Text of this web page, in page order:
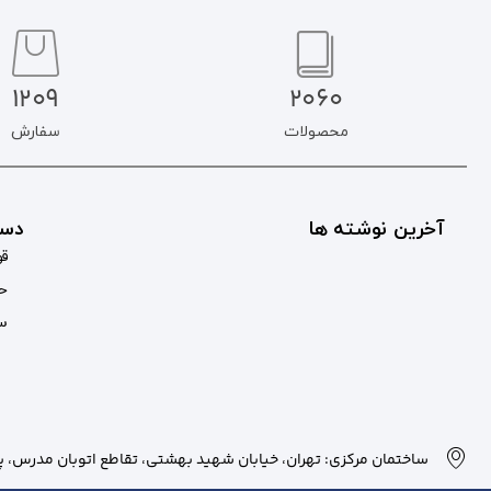
2060
محصولات
1209
سفارش
آخرین نوشته ها
ساختمان مرکزی: تهران، خیابان شهید بهشتی، تقاطع اتوبان مدرس،